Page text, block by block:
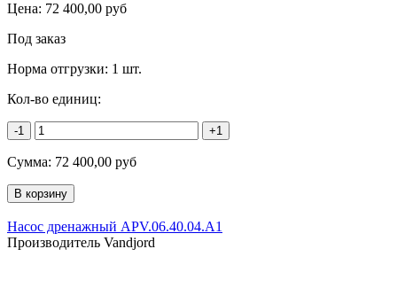
Цена: 72 400,00 руб
Под заказ
Норма отгрузки: 1 шт.
Кол-во единиц:
-1 +1
Сумма: 72 400,00 руб
Насос дренажный APV.06.40.04.A1
Производитель Vandjord